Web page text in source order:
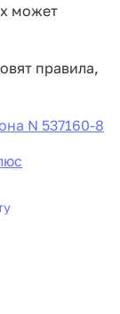
может
правила,
N 537160-8